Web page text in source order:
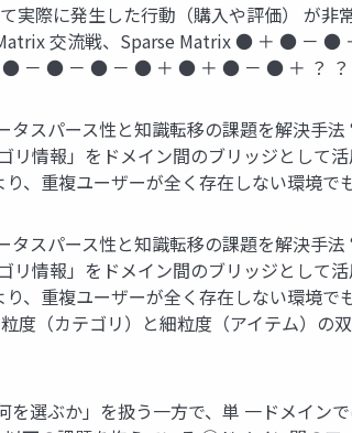
際に発生した行動（購入や評価） が非
Matrix 交流戦、Sparse Matrix ● ＋ ●
－ ● － ● － ● ＋ ● ＋ ● － ● ＋ ？ ？
タスパース性と知識転移の課題を解決手
リ情報」をドメイン間のブリッジとし
、重複ユーザーが全く存在しない環境で
タスパース性と知識転移の課題を解決手
リ情報」をドメイン間のブリッジとし
、重複ユーザーが全く存在しない環境で
度（カテゴリ）と細粒度（アイテム）の
選ぶか」を扱う一方で、単 一ドメイン